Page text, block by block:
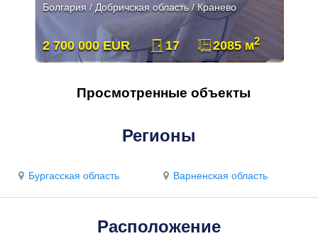
Болгария / Добричcкая область / Кранево
2 700 000 EUR 17 2085 м2
Просмотренные объекты
Регионы
Бургасская область Варненская область
Расположение